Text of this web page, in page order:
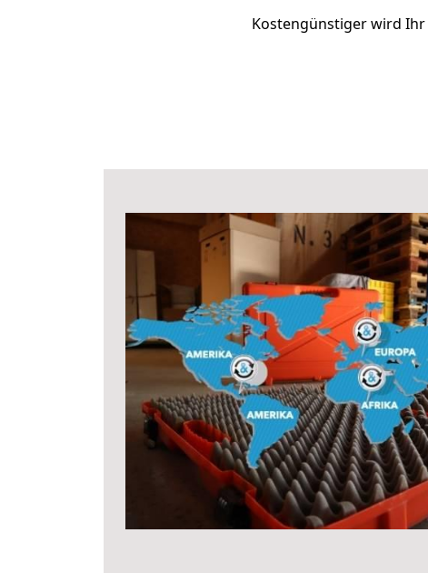
Kostengünstiger wird Ihr